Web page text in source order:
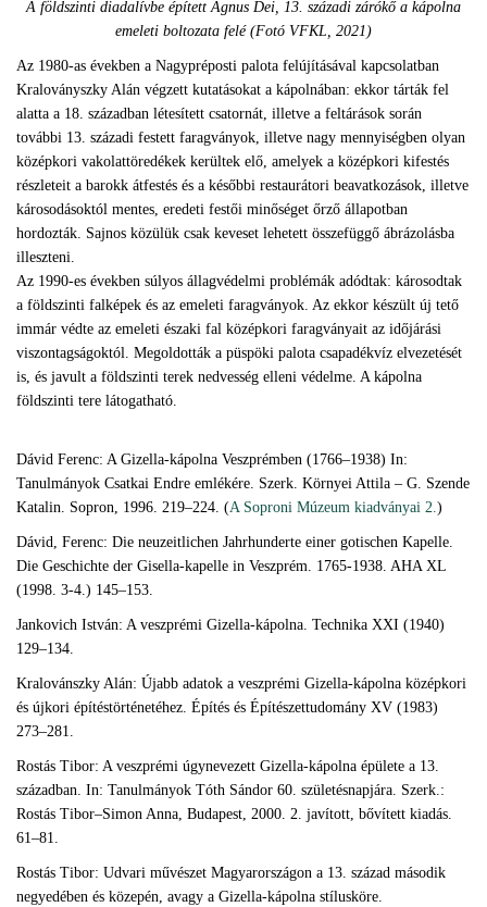
A földszinti diadalívbe épített Agnus Dei, 13. századi zárókő a kápolna
emeleti boltozata felé (Fotó VFKL, 2021)
Az 1980-as években a Nagypréposti palota felújításával kapcsolatban
Kraloványszky Alán végzett kutatásokat a kápolnában: ekkor tárták fel
alatta a 18. században létesített csatornát, illetve a feltárások során
további 13. századi festett faragványok, illetve nagy mennyiségben olyan
középkori vakolattöredékek kerültek elő, amelyek a középkori kifestés
részleteit a barokk átfestés és a későbbi restaurátori beavatkozások, illetve
károsodásoktól mentes, eredeti festői minőséget őrző állapotban
hordozták. Sajnos közülük csak keveset lehetett összefüggő ábrázolásba
illeszteni.
Az 1990-es években súlyos állagvédelmi problémák adódtak: károsodtak
a földszinti falképek és az emeleti faragványok. Az ekkor készült új tető
immár védte az emeleti északi fal középkori faragványait az időjárási
viszontagságoktól. Megoldották a püspöki palota csapadékvíz elvezetését
is, és javult a földszinti terek nedvesség elleni védelme. A kápolna
földszinti tere látogatható.
Dávid Ferenc: A Gizella-kápolna Veszprémben (1766–1938) In:
Tanulmányok Csatkai Endre emlékére. Szerk. Környei Attila – G. Szende
Katalin. Sopron, 1996. 219–224. (A Soproni Múzeum kiadványai 2.)
Dávid, Ferenc: Die neuzeitlichen Jahrhunderte einer gotischen Kapelle.
Die Geschichte der Gisella-kapelle in Veszprém. 1765-1938. AHA XL
(1998. 3-4.) 145–153.
Jankovich István: A veszprémi Gizella-kápolna. Technika XXI (1940)
129–134.
Kralovánszky Alán: Újabb adatok a veszprémi Gizella-kápolna középkori
és újkori építéstörténetéhez. Építés és Építészettudomány XV (1983)
273–281.
Rostás Tibor: A veszprémi úgynevezett Gizella-kápolna épülete a 13.
században. In: Tanulmányok Tóth Sándor 60. születésnapjára. Szerk.:
Rostás Tibor–Simon Anna, Budapest, 2000. 2. javított, bővített kiadás.
61–81.
Rostás Tibor: Udvari művészet Magyarországon a 13. század második
negyedében és közepén, avagy a Gizella-kápolna stílusköre.